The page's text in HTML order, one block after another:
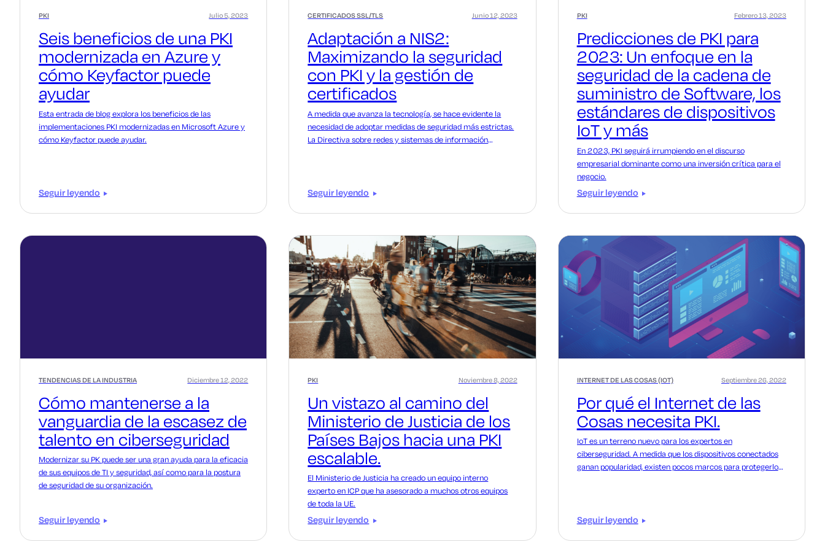
PKI
Seis beneficios de una PKI
modernizada en Azure y
cómo Keyfactor puede
ayudar
Julio 5, 2023
Esta entrada de blog explora los beneficios de las
implementaciones PKI modernizadas en Microsoft Azure y
cómo Keyfactor puede ayudar.
Seguir leyendo
CERTIFICADOS SSL/TLS
Adaptación a NIS2:
Maximizando la seguridad
con PKI y la gestión de
certificados
Junio 12, 2023
A medida que avanza la tecnología, se hace evidente la
necesidad de adoptar medidas de seguridad más estrictas.
La Directiva sobre redes y sistemas de información
Seguir leyendo
PKI
Predicciones de PKI para
2023: Un enfoque en la
seguridad de la cadena de
suministro de Software, los
estándares de dispositivos
IoT y más
Febrero 13, 2023
En 2023, PKI seguirá irrumpiendo en el discurso
empresarial dominante como una inversión crítica para el
negocio.
Seguir leyendo
TENDENCIAS DE LA INDUSTRIA
Cómo mantenerse a la
vanguardia de la escasez de
talento en ciberseguridad
Diciembre 12, 2022
Modernizar su PK puede ser una gran ayuda para la eficacia
de sus equipos de TI y seguridad, así como para la postura
de seguridad de su organización.
Seguir leyendo
PKI
Un vistazo al camino del
Ministerio de Justicia de los
Países Bajos hacia una PKI
escalable.
Noviembre 8, 2022
El Ministerio de Justicia ha creado un equipo interno
experto en ICP que ha asesorado a muchos otros equipos
de toda la UE.
Seguir leyendo
INTERNET DE LAS COSAS (IOT)
Por qué el Internet de las
Cosas necesita PKI.
Septiembre 26, 2022
IoT es un terreno nuevo para los expertos en
ciberseguridad. A medida que los dispositivos conectados
ganan popularidad, existen pocos marcos para protegerlos
Seguir leyendo